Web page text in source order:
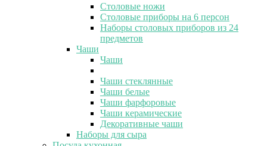
Столовые ножи
Столовые приборы на 6 персон
Наборы столовых приборов из 24
предметов
Чаши
Чаши
Чаши стеклянные
Чаши белые
Чаши фарфоровые
Чаши керамические
Декоративные чаши
Наборы для сыра